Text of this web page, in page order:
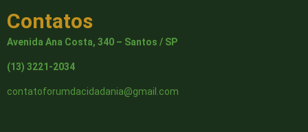
Contatos
Avenida Ana Costa, 340 – Santos / SP
(13) 3221-2034
contatoforumdacidadania@gmail.com